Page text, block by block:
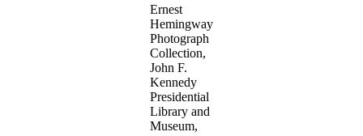
Ernest
Hemingway
Photograph
Collection,
John F.
Kennedy
Presidential
Library and
Museum,